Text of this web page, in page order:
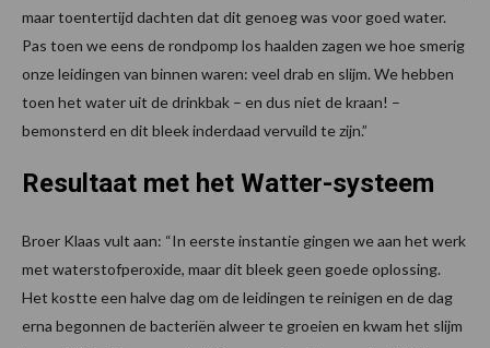
maar toentertijd dachten dat dit genoeg was voor goed water.
Pas toen we eens de rondpomp los haalden zagen we hoe smerig
onze leidingen van binnen waren: veel drab en slijm. We hebben
toen het water uit de drinkbak – en dus niet de kraan! –
bemonsterd en dit bleek inderdaad vervuild te zijn.”
Resultaat met het Watter-systeem
Broer Klaas vult aan: “In eerste instantie gingen we aan het werk
met waterstofperoxide, maar dit bleek geen goede oplossing.
Het kostte een halve dag om de leidingen te reinigen en de dag
erna begonnen de bacteriën alweer te groeien en kwam het slijm